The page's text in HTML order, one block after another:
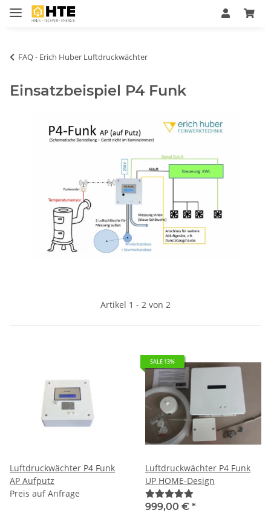
FAQ - Erich Huber Luftdruckwächter
Einsatzbeispiel P4 Funk
Artikel 1 - 2 von 2
Luftdruckwächter P4 Funk
AP Aufputz
Preis auf Anfrage
SALE 13%
Luftdruckwächter P4 Funk
UP HOME-Design
999,00 € *